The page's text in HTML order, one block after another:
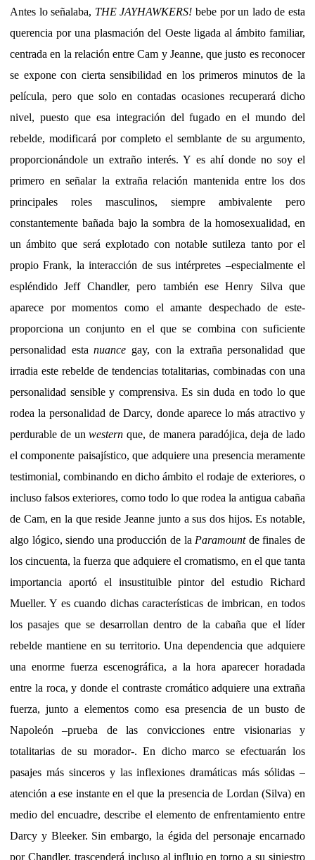
Antes lo señalaba, THE JAYHAWKERS! bebe por un lado de esta
querencia por una plasmación del Oeste ligada al ámbito familiar,
centrada en la relación entre Cam y Jeanne, que justo es reconocer
se expone con cierta sensibilidad en los primeros minutos de la
película, pero que solo en contadas ocasiones recuperará dicho
nivel, puesto que esa integración del fugado en el mundo del
rebelde, modificará por completo el semblante de su argumento,
proporcionándole un extraño interés. Y es ahí donde no soy el
primero en señalar la extraña relación mantenida entre los dos
principales roles masculinos, siempre ambivalente pero
constantemente bañada bajo la sombra de la homosexualidad, en
un ámbito que será explotado con notable sutileza tanto por el
propio Frank, la interacción de sus intérpretes –especialmente el
espléndido Jeff Chandler, pero también ese Henry Silva que
aparece por momentos como el amante despechado de este-
proporciona un conjunto en el que se combina con suficiente
personalidad estanuance gay, con la extraña personalidad que
irradia este rebelde de tendencias totalitarias, combinadas con una
personalidad sensible y comprensiva. Es sin duda en todo lo que
rodea la personalidad de Darcy, donde aparece lo más atractivo y
perdurable de unwestern que, de manera paradójica, deja de lado
el componente paisajístico, que adquiere una presencia meramente
testimonial, combinando en dicho ámbito el rodaje de exteriores, o
incluso falsos exteriores, como todo lo que rodea la antigua cabaña
de Cam, en la que reside Jeanne junto a sus dos hijos. Es notable,
algo lógico, siendo una producción de la Paramountde finales de
los cincuenta, la fuerza que adquiere el cromatismo, en el que tanta
importancia aportó el insustituible pintor del estudio Richard
Mueller. Y es cuando dichas características de imbrican, en todos
los pasajes que se desarrollan dentro de la cabaña que el líder
rebelde mantiene en su territorio. Una dependencia que adquiere
una enorme fuerza escenográfica, a la hora aparecer horadada
entre la roca, y donde el contraste cromático adquiere una extraña
fuerza, junto a elementos como esa presencia de un busto de
Napoleón –prueba de las convicciones entre visionarias y
totalitarias de su morador-. En dicho marco se efectuarán los
pasajes más sinceros y las inflexiones dramáticas más sólidas –
atención a ese instante en el que la presencia de Lordan (Silva) en
medio del encuadre, describe el elemento de enfrentamiento entre
Darcy y Bleeker. Sin embargo, la égida del personaje encarnado
por Chandler, trascenderá incluso al influjo en torno a su siniestro